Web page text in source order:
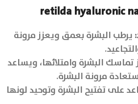
: يرطب البشرة بعمق ويعزز مرونة
تماسك البشرة وامتلائها، ويساعد
مرونة البشرة.
على تفتيح البشرة وتوحيد لونها